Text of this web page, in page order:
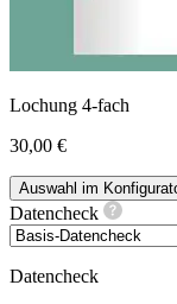
Lochung 4-fach
30,00 €
Auswahl im
Datencheck
Datencheck